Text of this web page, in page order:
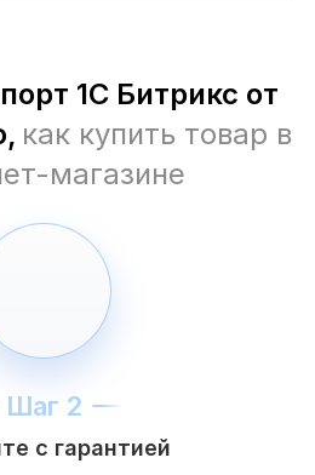
1С Битрикс от
как купить товар в
магазине
Шаг 2
с гарантией